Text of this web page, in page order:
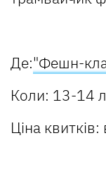
Де:"Фешн-
Коли: 13-14
Ціна